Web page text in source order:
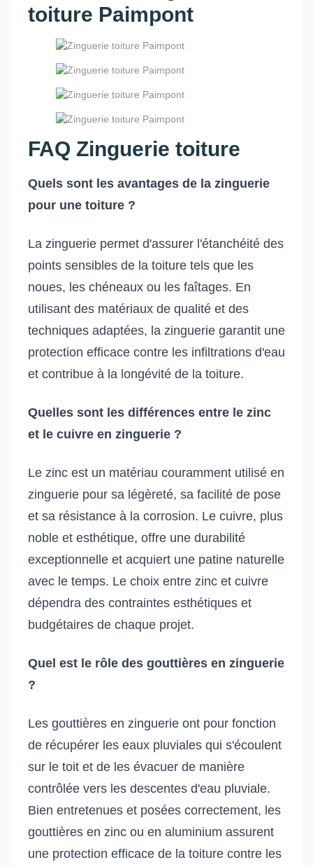
toiture Paimpont
FAQ Zinguerie toiture
Quels sont les avantages de la zinguerie
pour une toiture ?
La zinguerie permet d'assurer l'étanchéité des
points sensibles de la toiture tels que les
noues, les chéneaux ou les faîtages. En
utilisant des matériaux de qualité et des
techniques adaptées, la zinguerie garantit une
protection efficace contre les infiltrations d'eau
et contribue à la longévité de la toiture.
Quelles sont les différences entre le zinc
et le cuivre en zinguerie ?
Le zinc est un matériau couramment utilisé en
zinguerie pour sa légèreté, sa facilité de pose
et sa résistance à la corrosion. Le cuivre, plus
noble et esthétique, offre une durabilité
exceptionnelle et acquiert une patine naturelle
avec le temps. Le choix entre zinc et cuivre
dépendra des contraintes esthétiques et
budgétaires de chaque projet.
Quel est le rôle des gouttières en zinguerie
?
Les gouttières en zinguerie ont pour fonction
de récupérer les eaux pluviales qui s'écoulent
sur le toit et de les évacuer de manière
contrôlée vers les descentes d'eau pluviale.
Bien entretenues et posées correctement, les
gouttières en zinc ou en aluminium assurent
une protection efficace de la toiture contre les